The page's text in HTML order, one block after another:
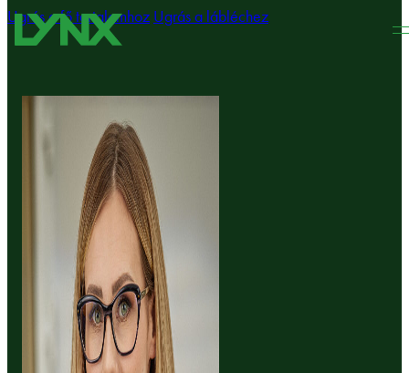
Ugrás a fő tartalomhoz Ugrás a lábléchez